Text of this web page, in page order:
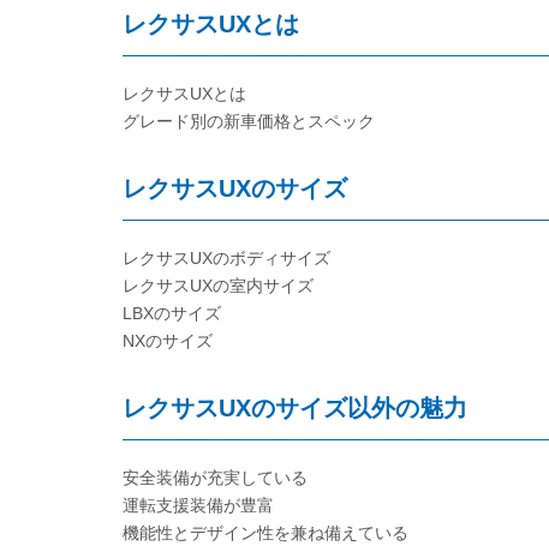
レクサスUXとは
レクサスUXとは
グレード別の新車価格とスペック
レクサスUXのサイズ
レクサスUXのボディサイズ
レクサスUXの室内サイズ
LBXのサイズ
NXのサイズ
レクサスUXのサイズ以外の魅力
安全装備が充実している
運転支援装備が豊富
機能性とデザイン性を兼ね備えている